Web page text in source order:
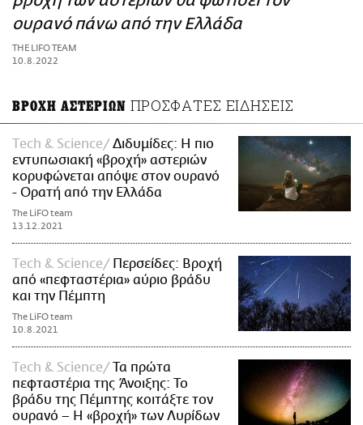
ΑΜΠΑ
PRINT
ουρανό πάνω από την Ελλάδα
THE LIFO TEAM
10.8.2022
ΒΡΟΧΗ ΑΣΤΕΡΙΩΝ ΠΡΟΣΦΑΤΕΣ ΕΙΔΗΣΕΙΣ
Τech & Science
Διδυμίδες: Η πιο
εντυπωσιακή «βροχή» αστεριών
κορυφώνεται απόψε στον ουρανό
- Ορατή από την Ελλάδα
The LiFO team
13.12.2021
Τech & Science
Περσείδες: Bροχή
από «πεφταστέρια» αύριο βράδυ
και την Πέμπτη
The LiFO team
10.8.2021
Τech & Science
Τα πρώτα
πεφταστέρια της Άνοιξης: Το
βράδυ της Πέμπτης κοιτάξτε τον
ουρανό – Η «βροχή» των Λυρίδων